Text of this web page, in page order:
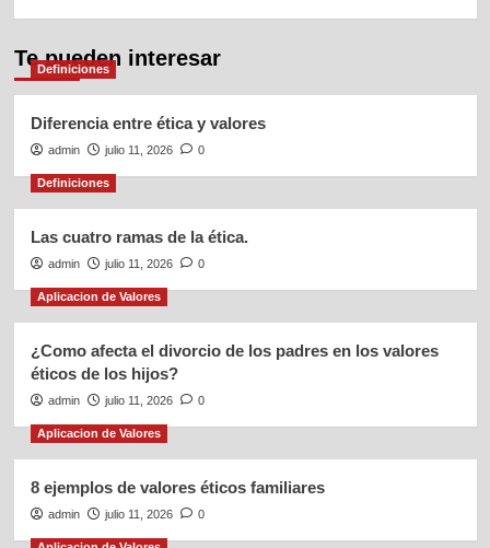
Te pueden interesar
Definiciones
Diferencia entre ética y valores
admin julio 11, 2026 0
Definiciones
Las cuatro ramas de la ética.
admin julio 11, 2026 0
Aplicacion de Valores
¿Como afecta el divorcio de los padres en los valores
éticos de los hijos?
admin julio 11, 2026 0
Aplicacion de Valores
8 ejemplos de valores éticos familiares
admin julio 11, 2026 0